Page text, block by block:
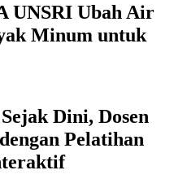
UNSRI Ubah Air
Minum untuk
Dini, Dosen
Pelatihan